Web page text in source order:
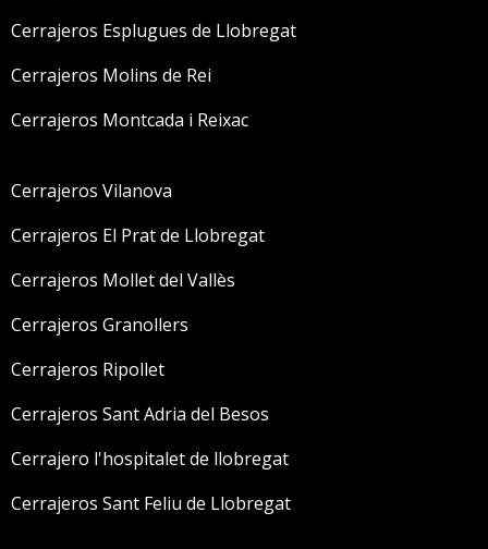
Cerrajeros Esplugues de Llobregat
Cerrajeros Molins de Rei
Cerrajeros Montcada i Reixac
Cerrajeros Vilanova
Cerrajeros El Prat de Llobregat
Cerrajeros Mollet del Vallès
Cerrajeros Granollers
Cerrajeros Ripollet
Cerrajeros Sant Adria del Besos
Cerrajero l'hospitalet de llobregat
Cerrajeros Sant Feliu de Llobregat